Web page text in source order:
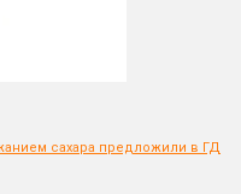
сахара предложили в ГД